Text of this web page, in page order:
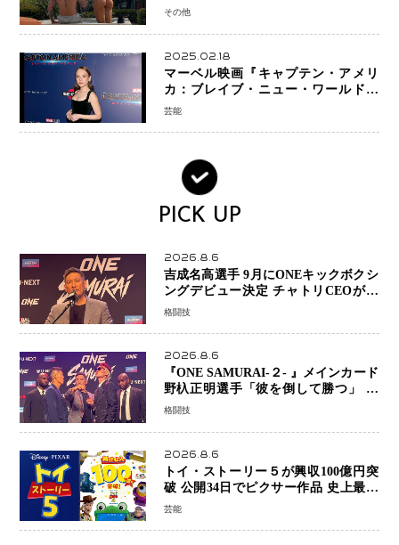
ミラノで金を狙うオランダ女王の現在
その他
2025.02.18
マーベル映画『キャプテン・アメリ
カ：ブレイブ・ニュー・ワールド』
新ブラック・ウィドウ役のシラ・ハー
芸能
PICK UP
2026.8.6
吉成名高選手 9月にONEキックボクシ
ングデビュー決定 チャトリCEOがサ
プライズ発表 2カ月連続参戦へ
格闘技
2026.8.6
『ONE SAMURAI-２- 』メインカード
野杁正明選手「彼を倒して勝つ」 リ
ウ・メンヤンとの因縁に決着へ 再起
初戦
格闘技
2026.8.6
トイ・ストーリー５が興収100億円突
破 公開34日でピクサー作品 史上最速
日本歴代シリーズ最高更新も目前
芸能